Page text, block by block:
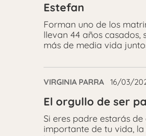
Estefan
Forman uno de los
llevan 44 años
más de media vida
VIRGINIA PARRA 16/03/
El orgullo de ser
Si eres padre estarás
importante de tu vida,